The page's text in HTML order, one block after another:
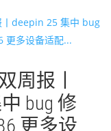
周报丨
bug 修
更多设